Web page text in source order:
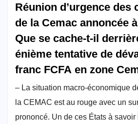
Réunion d’urgence des
de la Cemac annoncée
Que se cache-t-il
énième tentative de
franc FCFA en zone
– La situation macro-économique
la CEMAC est au rouge avec un
prononcé. Un de ces États à